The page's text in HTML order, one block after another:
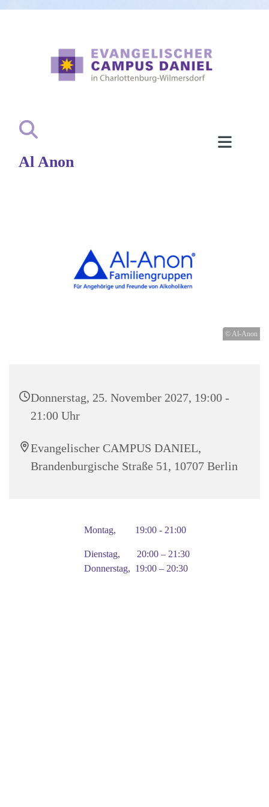
Al Anon
© Al-Anon
Donnerstag, 25. November 2027, 19:00 -
21:00 Uhr
Evangelischer CAMPUS DANIEL,
Brandenburgische Straße 51, 10707 Berlin
Montag, 19:00 - 21:00
Dienstag, 20:00 – 21:30
Donnerstag, 19:00 – 20:30